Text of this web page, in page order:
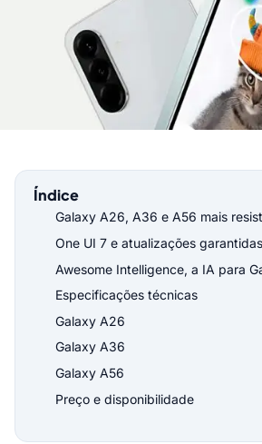
Índice
Galaxy A26, A36 e A56 mais
One UI 7 e atualizações garantidas
Awesome Intelligence, a IA para
Especificações técnicas
Galaxy A26
Galaxy A36
Galaxy A56
Preço e disponibilidade